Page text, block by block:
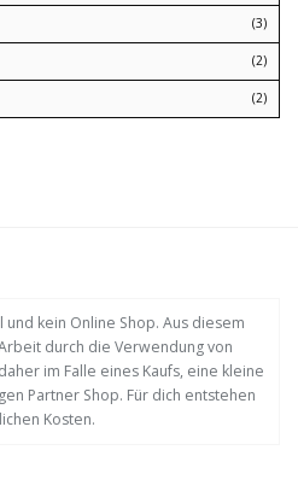
(3)
(2)
(2)
kein Online Shop. Aus diesem
durch die Verwendung von
im Falle eines Kaufs, eine kleine
Partner Shop. Für dich entstehen
Kosten.